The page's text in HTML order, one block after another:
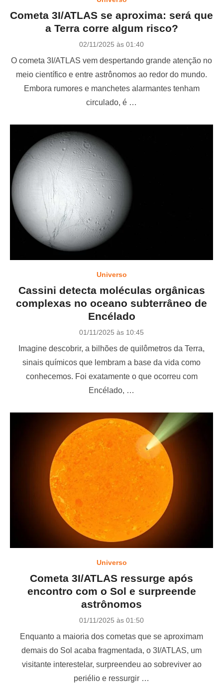
Cometa 3I/ATLAS se aproxima: será que
a Terra corre algum risco?
P
s
e
d
02/11/2025 às 01:40
O cometa 3I/ATLAS vem despertando grande atenção no
meio científico e entre astrônomos ao redor do mundo.
Embora rumores e manchetes alarmantes tenham
circulado, é …
Universo
Cassini detecta moléculas orgânicas
complexas no oceano subterrâneo de
Encélado
P
s
e
d
01/11/2025 às 10:45
Imagine descobrir, a bilhões de quilômetros da Terra,
sinais químicos que lembram a base da vida como
conhecemos. Foi exatamente o que ocorreu com
Encélado, …
Universo
Cometa 3I/ATLAS ressurge após
encontro com o Sol e surpreende
astrônomos
P
s
e
d
n
01/11/2025 às 01:50
Enquanto a maioria dos cometas que se aproximam
demais do Sol acaba fragmentada, o 3I/ATLAS, um
visitante interestelar, surpreendeu ao sobreviver ao
periélio e ressurgir …